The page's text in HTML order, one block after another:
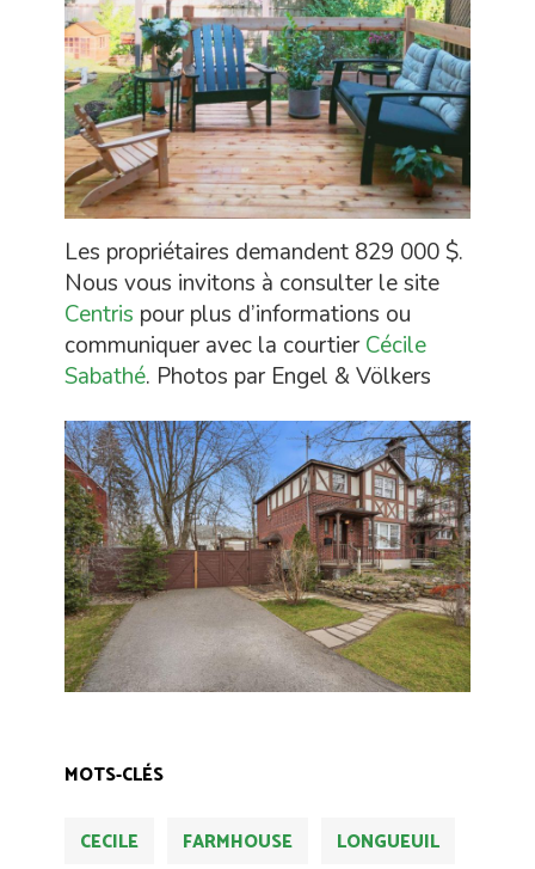
Les propriétaires demandent 829 000 $.
Nous vous invitons à consulter le site
Centris pour plus d’informations ou
communiquer avec la courtierCécile
Sabathé. Photos par Engel & Völkers
MOTS-CLÉS
CECILE FARMHOUSE
LONGUEUIL